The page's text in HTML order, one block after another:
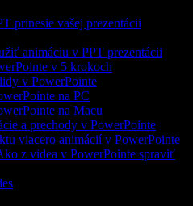
prinesie vašej prezentácii
animáciu v PPT prezentácii
v 5 krokoch
v PowerPointe
na PC
na Macu
a prechody v PowerPointe
viacero animácií v PowerPointe
z videa v PowerPointe spraviť